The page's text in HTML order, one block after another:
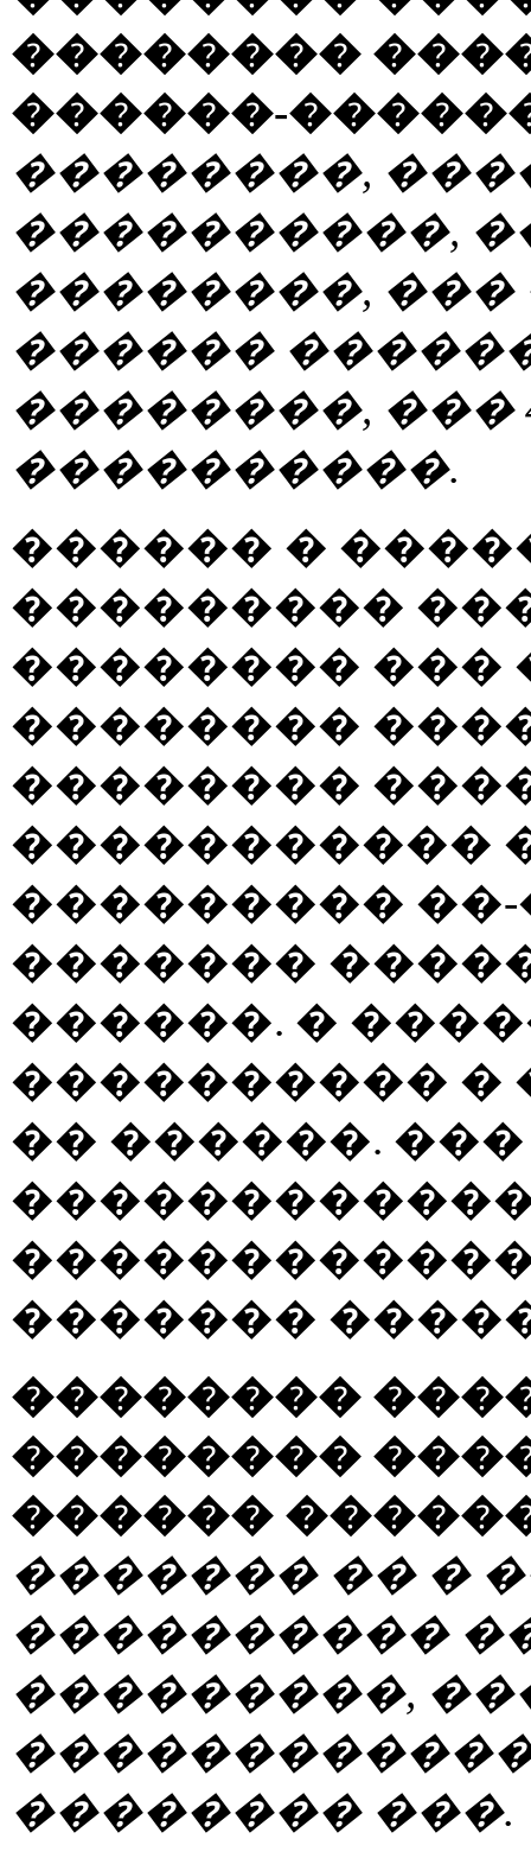
��������
������-
��������,
����������,
��������,
������
��������, ���
����������.
������ �
���������
�������� ���
��������
��������
�����������
���������
�������
������. �
���������� �
�� ������.
�������
��������
��������
������
������� �� �
����������
���������,
�������� ���.